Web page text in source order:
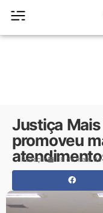
Justiça
promoveu
Redação 18 de maio